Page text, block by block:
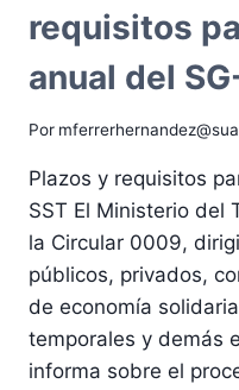
EN
JUEGO
requisitos
anual del
Por
Plazos y requisitos
SST El Ministerio del
la Circular 0009,
públicos, privados,
de economía
temporales y demás
informa sobre el